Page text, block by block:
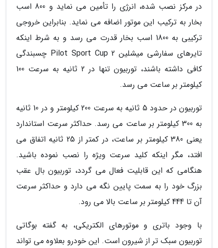
در مرکز نصب شده، انرژی را تأمین می نماید و 800 اسب
بخار به ترکیب این موتور اضافه می نماید. بنابراین خروجی
ترکیبی به 1800 اسب بخار قدرت می رسد و به شرط اینکه
تایرهای سفارشی میشلین Pilot Sport Cup 2 چسبندگی
کافی داشته باشند، توربیون تنها در 2 ثانیه به سرعت 100
کیلومتر بر ساعت می رسد.
توربیون در حدود 5 ثانیه به سرعت 200 کیلومتر و در 10 ثانیه
به 300 کیلومتر بر ساعت می رسد. حداکثر سرعت استاندارد
یعنی 380 کیلومتر بر ساعت، در کمتر از 25 ثانیه اتفاق می
افتد، مگر اینکه کلید سرعت ویژه را نصب نموده باشید.
هنگامی که این قابلیت فعال می گردد، توربیون بال عقب
بزرگ خود را به سمت پایین نگه می دارد و حداکثر سرعت
آن تا 444 کیلومتر بر ساعت بالا می رود.
با وجود باتری و موتورهای الکتریکی، به گفته بوگاتی
توربیون سبک تر از شیرون است. این خودرو بعلاوه می تواند